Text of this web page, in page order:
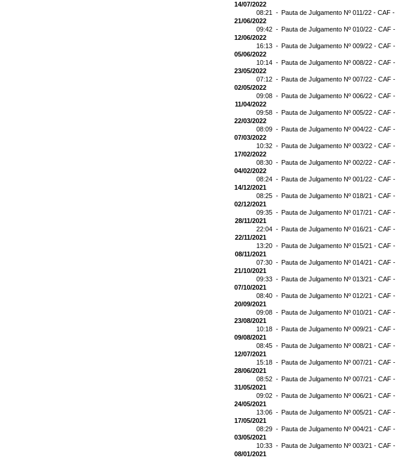
14/07/2022
08:21 - Pauta de Julgamento Nº 011/22 - CAF
21/06/2022
09:42 - Pauta de Julgamento Nº 010/22 - CAF
12/06/2022
16:13 - Pauta de Julgamento Nº 009/22 - CAF
05/06/2022
10:14 - Pauta de Julgamento Nº 008/22 - CAF
23/05/2022
07:12 - Pauta de Julgamento Nº 007/22 - CAF
02/05/2022
09:08 - Pauta de Julgamento Nº 006/22 - CAF
11/04/2022
09:58 - Pauta de Julgamento Nº 005/22 - CAF
22/03/2022
08:09 - Pauta de Julgamento Nº 004/22 - CAF
07/03/2022
10:32 - Pauta de Julgamento Nº 003/22 - CAF
17/02/2022
08:30 - Pauta de Julgamento Nº 002/22 - CAF
04/02/2022
08:24 - Pauta de Julgamento Nº 001/22 - CAF
14/12/2021
08:25 - Pauta de Julgamento Nº 018/21 - CAF
02/12/2021
09:35 - Pauta de Julgamento Nº 017/21 - CAF
28/11/2021
22:04 - Pauta de Julgamento Nº 016/21 - CAF
22/11/2021
13:20 - Pauta de Julgamento Nº 015/21 - CAF
08/11/2021
07:30 - Pauta de Julgamento Nº 014/21 - CAF -
21/10/2021
09:33 - Pauta de Julgamento Nº 013/21 - CAF
07/10/2021
08:40 - Pauta de Julgamento Nº 012/21 - CAF
20/09/2021
09:08 - Pauta de Julgamento Nº 010/21 - CAF
23/08/2021
10:18 - Pauta de Julgamento Nº 009/21 - CAF
09/08/2021
08:45 - Pauta de Julgamento Nº 008/21 - CAF
12/07/2021
15:18 - Pauta de Julgamento Nº 007/21 - CAF
28/06/2021
08:52 - Pauta de Julgamento Nº 007/21 - CAF
31/05/2021
09:02 - Pauta de Julgamento Nº 006/21 - CAF
24/05/2021
13:06 - Pauta de Julgamento Nº 005/21 - CAF
17/05/2021
08:29 - Pauta de Julgamento Nº 004/21 - CAF
03/05/2021
10:33 - Pauta de Julgamento Nº 003/21 - CAF
08/01/2021